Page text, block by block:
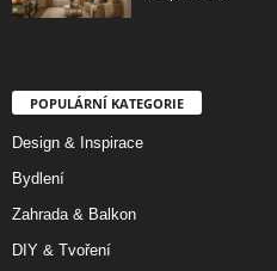
POPULÁRNÍ KATEGORIE
Design & Inspirace
Bydlení
Zahrada & Balkon
DIY & Tvoření